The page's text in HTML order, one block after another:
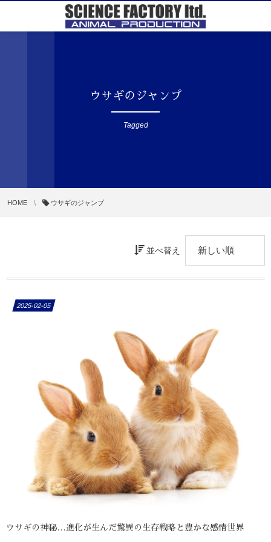
ウサギのジャンプ
Tagged
HOME ウサギのジャンプ
並べ替え
2025-02-05
ウサギの神秘…進化が生んだ驚異の生存戦略と豊かな感情世界